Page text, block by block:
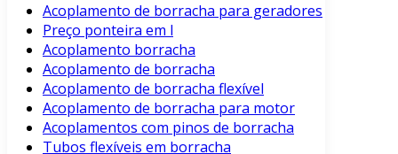
Acoplamento de borracha para geradores
Preço ponteira em l
Acoplamento borracha
Acoplamento de borracha
Acoplamento de borracha flexível
Acoplamento de borracha para motor
Acoplamentos com pinos de borracha
Tubos flexíveis em borracha